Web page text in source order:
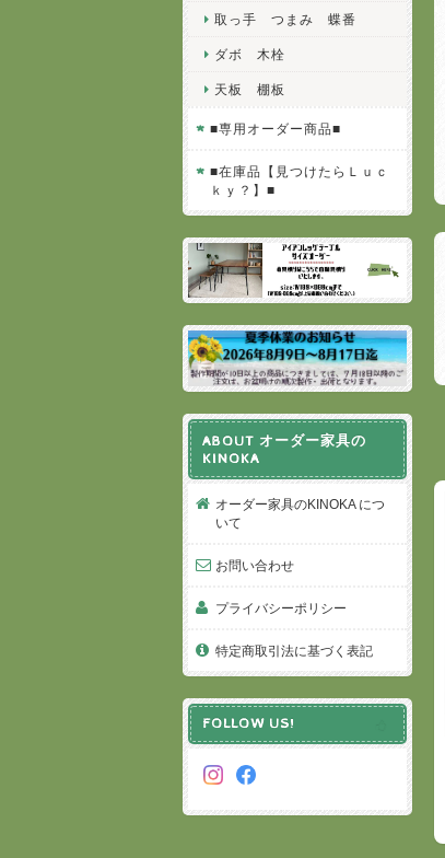
取っ手 つまみ 蝶番
ダボ 木栓
天板 棚板
■専用オーダー商品■
■在庫品【見つけたらＬｕｃ
ｋｙ？】■
ABOUT オーダー家具の
KINOKA
オーダー家具のKINOKA につ
いて
お問い合わせ
プライバシーポリシー
特定商取引法に基づく表記
FOLLOW US!